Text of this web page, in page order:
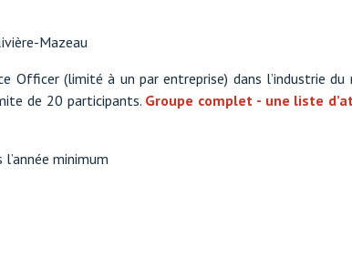
Mazeau
Officer (limité à un par entreprise) dans l’industrie
de 20 participants. Groupe complet - une liste
minimum